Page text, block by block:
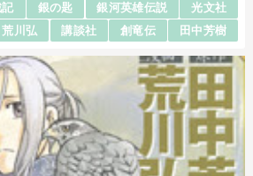
記 銀の匙 銀河英雄伝説
光文社
荒川弘
講談社 創竜伝 田中芳樹